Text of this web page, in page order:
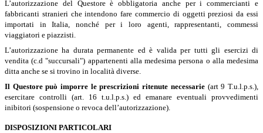
L’autorizzazione del Questore è obbligatoria anche per i commercianti e
fabbricanti stranieri che intendono fare commercio di oggetti preziosi da essi
importati in Italia, nonché per i loro agenti, rappresentanti, commessi
viaggiatori e piazzisti.
L’autorizzazione ha durata permanente ed è valida per tutti gli esercizi di
vendita (c.d "succursali") appartenenti alla medesima persona o alla medesima
ditta anche se si trovino in località diverse.
Il Questore può imporre le prescrizioni ritenute necessarie(art 9 T.u.l.p.s.),
esercitare controlli (art. 16 t.u.l.p.s.) ed emanare eventuali provvedimenti
inibitori (sospensione o revoca dell’autorizzazione).
DISPOSIZIONI PARTICOLARI